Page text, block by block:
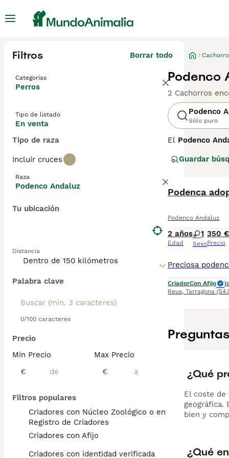
Filtros Borrar todo
Categorías
Perros
Tipo de listado
En venta
Tipo de raza
Incluir cruces
Raza
Podenco Andaluz
Tu ubicación
Distancia
Palabra clave
0/100 caracteres
Precio
Min Precio
€
Max Precio
€
Filtros populares
Criadores con Núcleo Zoológico o en el
Registro de Criadores
Criadores con Afijo
Criadores con identidad verificada
Podenco
2 Cachorros
Podenco
Sólo puro
El Podenco
Maneto, y su
ElPodenco
estimulación
andaluceso de
En resumen,
de caza se
Posee un
con su familia.
cinegético, es
Guardar
Podenca
Podenco Andaluz
2 años
Edad
1
Sexo
350 €
Precio
CriadorCon Afijo
Reus, Tarragona
¿Qué
El coste de
geográfica.
bien y
¿Qué